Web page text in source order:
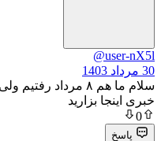
سلام ما هم ۸ مرداد رفتیم ولی
بزارید